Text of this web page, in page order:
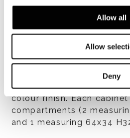
Allow all
Allow
Deny
In MDF, 12 mm thick, with
veneer, open pore Moka
finish. The inner
cabinets are clad in
polished Warm Grey
in MDF with glossy
colour finish. Each cabinet
compartments (2
and 1 measuring 64x34